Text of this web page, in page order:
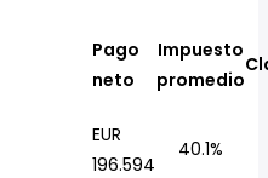
Pago
neto
Impuesto
promedio
EUR
196.594
40.1%